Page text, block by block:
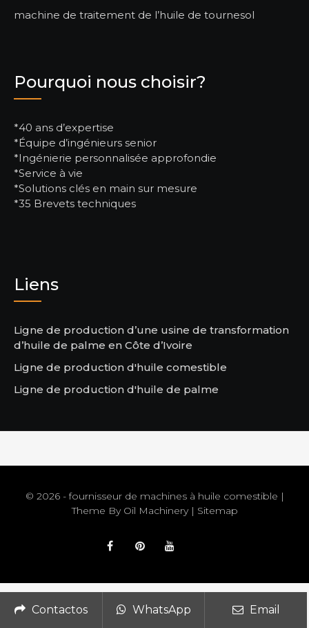
machine de traitement de l’huile de tournesol
Pourquoi nous choisir?
*40 ans d’expertise
*Équipe d’ingénieurs senior
*Ingénierie personnalisée approfondie
*Service à vie
*Solutions clés en main sur mesure
*35 Brevets techniques
Liens
Ligne de production d’une usine de transformation
d’huile de palme en Côte d’Ivoire
Ligne de production d'huile comestible
Ligne de production d'huile de palme
© 2026 - fournisseur de machines à huile comestible |
Theme By Oil Machinery| Sitemap
Contactos WhatsApp Email